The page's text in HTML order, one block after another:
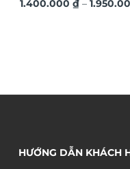
nội thất GCS14
1.400.000₫ –
HƯỚNG DẪN KHÁCH